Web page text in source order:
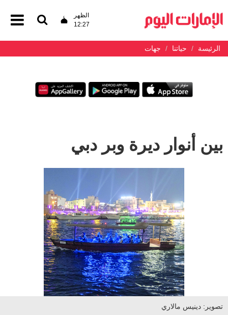
الظهر
12:27
الرئيسة حياتنا جهات
بين أنوار ديرة وبر دبي
تصوير: دينيس مالاري